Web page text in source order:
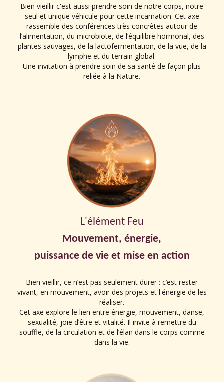
Bien vieillir c'est aussi prendre soin de notre corps, notre
seul et unique véhicule pour cette incarnation. Cet axe
rassemble des conférences très concrètes autour de
l’alimentation, du microbiote, de l’équilibre hormonal, des
plantes sauvages, de la lactofermentation, de la vue, de la
lymphe et du terrain global.
Une invitation à prendre soin de sa santé de façon plus
reliée à la Nature.
L'élément Feu
Mouvement, énergie,
puissance de vie et mise en action
Bien vieillir, ce n’est pas seulement durer : c’est rester
vivant, en mouvement, avoir des projets et l'énergie de les
réaliser.
Cet axe explore le lien entre énergie, mouvement, danse,
sexualité, joie d’être et vitalité. Il invite à remettre du
souffle, de la circulation et de l’élan dans le corps comme
dans la vie.